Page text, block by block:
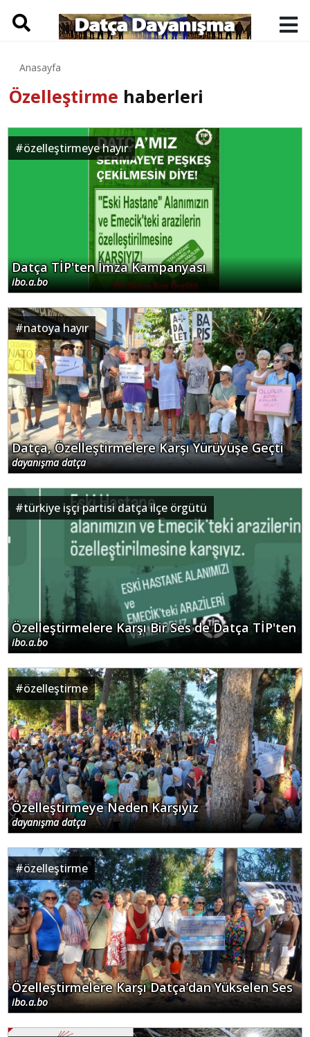
Anasayfa
Özelleştirme haberleri
#özelleştirmeye hayır
Datça TİP'ten İmza Kampanyası
ibo.a.bo
#natoya hayır
Datça, Özelleştirmelere Karşı Yürüyüşe Geçti
dayanışma datça
#türkiye işçi partisi datça ilçe örgütü
Özelleştirmelere Karşı Bir Ses de Datça TİP'ten
ibo.a.bo
#özelleştirme
Özelleştirmeye Neden Karşıyız
dayanışma datça
#özelleştirme
Özelleştirmelere Karşı Datça’dan Yükselen Ses
ibo.a.bo